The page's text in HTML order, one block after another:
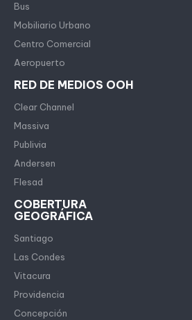
Bus
Mobiliario Urbano
Centro Comercial
Aeropuerto
RED DE MEDIOS OOH
Clear Channel
Massiva
Publivia
Andersen
Flesad
COBERTURA
GEOGRÁFICA
Santiago
Las Condes
Vitacura
Providencia
Concepción